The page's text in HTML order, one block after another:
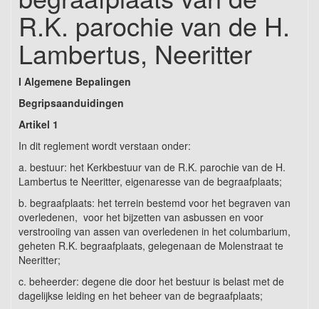
R.K. parochie van de H.
Lambertus, Neeritter
I Algemene Bepalingen
Begripsaanduidingen
Artikel 1
In dit reglement wordt verstaan onder:
a. bestuur: het Kerkbestuur van de R.K. parochie van de H.
Lambertus te Neeritter, eigenaresse van de begraafplaats;
b. begraafplaats: het terrein bestemd voor het begraven van
overledenen, voor het bijzetten van asbussen en voor
verstrooiing van assen van overledenen in het columbarium,
geheten R.K. begraafplaats, gelegenaan de Molenstraat te
Neeritter;
c. beheerder: degene die door het bestuur is belast met de
dagelijkse leiding en het beheer van de begraafplaats;